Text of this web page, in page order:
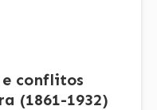
conflitos
(1861-1932)